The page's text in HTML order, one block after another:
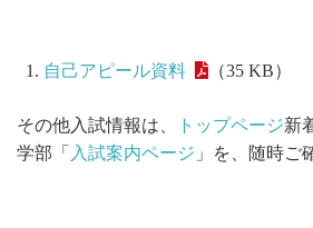
自己アピール資料 （35 KB）
その他入試情報は、 トップページ新
学部「 入試案内ページ 」を、随時ご